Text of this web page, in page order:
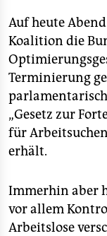
veranstaltungen
fragen & hilfe
unterstützen
abo
epaper login
Auf heute
Koalition die
Terminierung
„Gesetz zur
für
erhält.
Immerhin aber
vor allem
Arbeitslose